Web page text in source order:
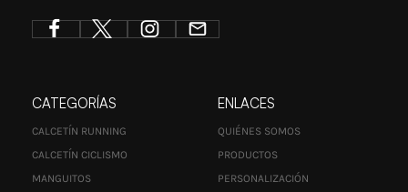
CATEGORÍAS
CALCETÍN RUNNING
CALCETÍN CICLISMO
MANGUITOS
ENLACES
QUIÉNES SOMOS
PRODUCTOS
PERSONALIZACIÓN